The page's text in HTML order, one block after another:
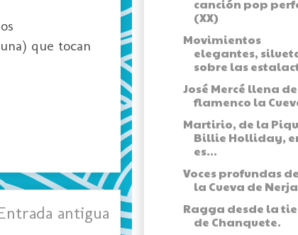
que tocan
antigua
canción pop
(XX)
Movimientos
elegantes,
sobre las
José Mercé llena
flamenco la
Martirio, de la
Billie Holliday,
es...
Voces profundas
la Cueva de
Ragga desde la
de Chanquete.